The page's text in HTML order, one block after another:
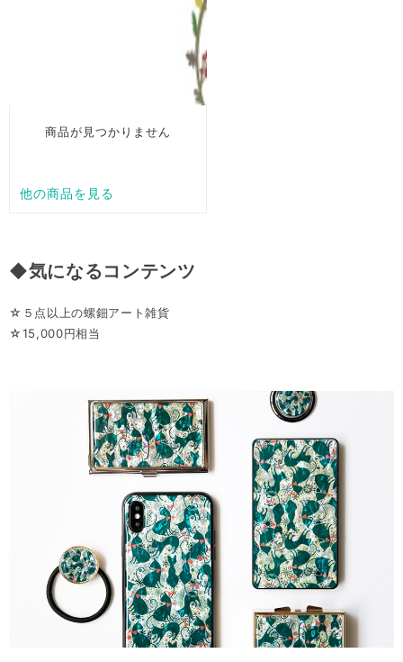
◆気になるコンテンツ
☆５点以上の螺鈿アート雑貨
☆15,000円相当